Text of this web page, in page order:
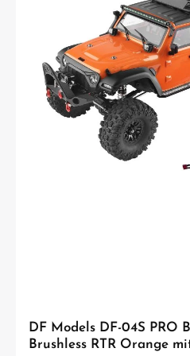
Spaß Der BigStrike ist mit hochwertigen
Stoßdämpfern, Stahl CVD-Kardans,
Lenkservo mit Metallgetriebe ausgestattet.
zuverlässige Performance, präzises
Gelände. Ideal für den Einstieg ins RC Hobby Dieses Modell richtet sich gezielt
an Einsteiger, die direkt loslegen möchten,
beschäftigen zu müssen. Gleichzeitig
und Qualität, um auch langfristig Spaß zu machen. Technische
1:10 Antrieb: 4WD Motor: 550 Brushed
Radstand: 310 mm Reifen: 125 x 65 mm Lieferumfang DF Models BigStrike RC
Monstertruck RTR 2,4 GHz Fernsteuerung
Ladekabel Anleitung Erforderliches Zubehör 4x 1,5V AA Mignon Batterien für die
Fernsteuerung USB Netzstecker für Lader (mind. 10W)
für Kinder unter 14 Jahren. Benutzung
DF Models DF-04S PRO
Brushless RTR Orange